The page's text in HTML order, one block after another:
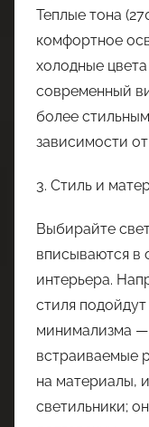
Теплые тона
комфортное
холодные
современный
более
зависимости
3. Стиль и
Выбирайте
вписываются в
интерьера.
стиля
минимализма
встраиваемые
на материалы,
светильники;